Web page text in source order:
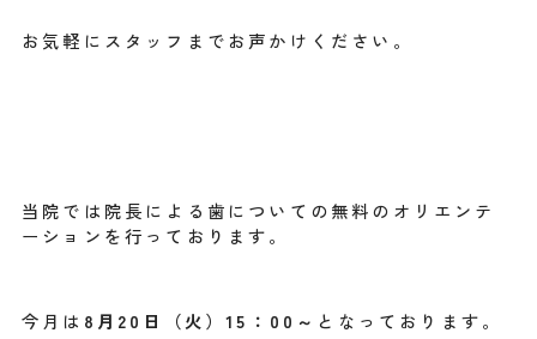
お気軽にスタッフまでお声かけください。
当院では院長による歯についての無料のオリエンテ
ーションを行っております。
今月は 8月20日（火）15：00～ となっております。